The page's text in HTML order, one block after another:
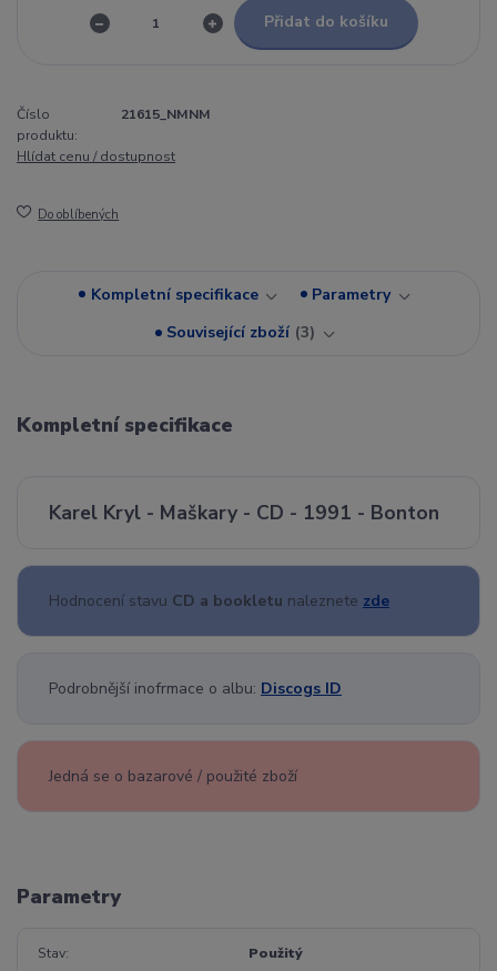
Přidat do košíku
Číslo
produktu:
21615_NMNM
Hlídat cenu / dostupnost
Do oblíbených
Kompletní specifikace
Parametry
Související zboží 3
Kompletní specifikace
Karel Kryl - Maškary - CD - 1991 - Bonton
Hodnocení stavu CD a bookletu naleznete zde
Podrobnější inofrmace o albu: Discogs ID
Jedná se o bazarové / použité zboží
Parametry
Stav Použitý